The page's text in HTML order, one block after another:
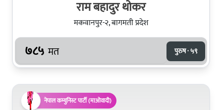
राम बहादुर थोकर
मकवानपुर-२, बागमती प्रदेश
७८५ मत पुरुष · ५९
नेपाल कम्युनिस्ट पार्टी (माओवादी)